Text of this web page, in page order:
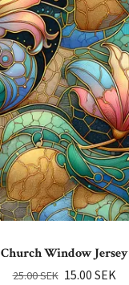
Church Window Jersey
25.00 SEK 15.00 SEK